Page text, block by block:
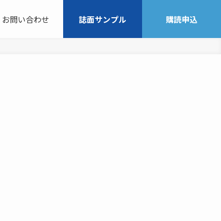
お問い合わせ 誌面サンプル 購読申込